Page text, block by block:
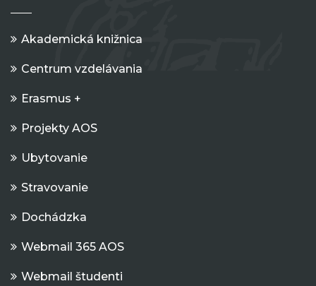
Akademická knižnica
Centrum vzdelávania
Erasmus +
Projekty AOS
Ubytovanie
Stravovanie
Dochádzka
Webmail 365 AOS
Webmail študenti